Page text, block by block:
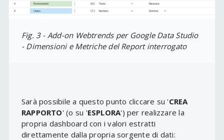
Fig. 3 - Add-on Webtrends per Google Data Studio
- Dimensioni e Metriche del Report interrogato
Sarà possibile a questo punto cliccare su 'CREA
RAPPORTO' (o su 'ESPLORA') per realizzare la
propria dashboard con i valori estratti
direttamente dalla propria sorgente di dati: